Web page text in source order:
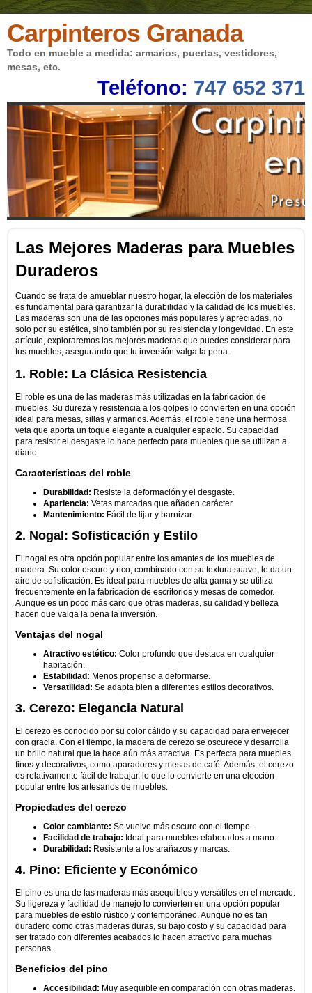
Carpinteros Granada
Todo en mueble a medida: armarios, puertas, vestidores,
mesas, etc.
Teléfono: 747 652 371
Las Mejores Maderas para Muebles
Duraderos
Cuando se trata de amueblar nuestro hogar, la elección de los materiales
es fundamental para garantizar la durabilidad y la calidad de los muebles.
Las maderas son una de las opciones más populares y apreciadas, no
solo por su estética, sino también por su resistencia y longevidad. En este
artículo, exploraremos las mejores maderas que puedes considerar para
tus muebles, asegurando que tu inversión valga la pena.
1. Roble: La Clásica Resistencia
El roble es una de las maderas más utilizadas en la fabricación de
muebles. Su dureza y resistencia a los golpes lo convierten en una opción
ideal para mesas, sillas y armarios. Además, el roble tiene una hermosa
veta que aporta un toque elegante a cualquier espacio. Su capacidad
para resistir el desgaste lo hace perfecto para muebles que se utilizan a
diario.
Características del roble
Durabilidad: Resiste la deformación y el desgaste.
Apariencia: Vetas marcadas que añaden carácter.
Mantenimiento: Fácil de lijar y barnizar.
2. Nogal: Sofisticación y Estilo
El nogal es otra opción popular entre los amantes de los muebles de
madera. Su color oscuro y rico, combinado con su textura suave, le da un
aire de sofisticación. Es ideal para muebles de alta gama y se utiliza
frecuentemente en la fabricación de escritorios y mesas de comedor.
Aunque es un poco más caro que otras maderas, su calidad y belleza
hacen que valga la pena la inversión.
Ventajas del nogal
Atractivo estético: Color profundo que destaca en cualquier
habitación.
Estabilidad: Menos propenso a deformarse.
Versatilidad: Se adapta bien a diferentes estilos decorativos.
3. Cerezo: Elegancia Natural
El cerezo es conocido por su color cálido y su capacidad para envejecer
con gracia. Con el tiempo, la madera de cerezo se oscurece y desarrolla
un brillo natural que la hace aún más atractiva. Es perfecta para muebles
finos y decorativos, como aparadores y mesas de café. Además, el cerezo
es relativamente fácil de trabajar, lo que lo convierte en una elección
popular entre los artesanos de muebles.
Propiedades del cerezo
Color cambiante: Se vuelve más oscuro con el tiempo.
Facilidad de trabajo: Ideal para muebles elaborados a mano.
Durabilidad: Resistente a los arañazos y marcas.
4. Pino: Eficiente y Económico
El pino es una de las maderas más asequibles y versátiles en el mercado.
Su ligereza y facilidad de manejo lo convierten en una opción popular
para muebles de estilo rústico y contemporáneo. Aunque no es tan
duradero como otras maderas duras, su bajo costo y su capacidad para
ser tratado con diferentes acabados lo hacen atractivo para muchas
personas.
Beneficios del pino
Accesibilidad: Muy asequible en comparación con otras maderas.